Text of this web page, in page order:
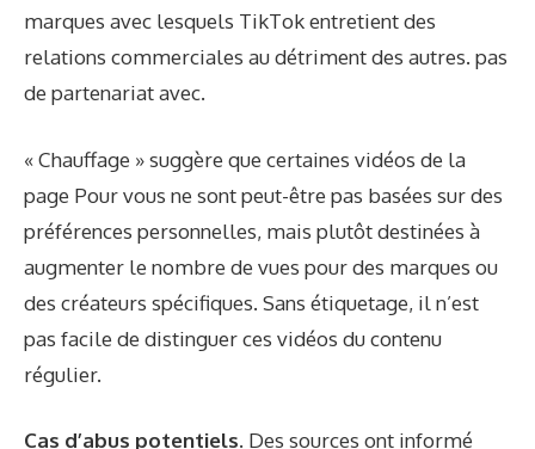
marques avec lesquels TikTok entretient des
relations commerciales au détriment des autres. pas
de partenariat avec.
« Chauffage » suggère que certaines vidéos de la
page Pour vous ne sont peut-être pas basées sur des
préférences personnelles, mais plutôt destinées à
augmenter le nombre de vues pour des marques ou
des créateurs spécifiques. Sans étiquetage, il n’est
pas facile de distinguer ces vidéos du contenu
régulier.
Cas d’abus potentiels. Des sources ont informé